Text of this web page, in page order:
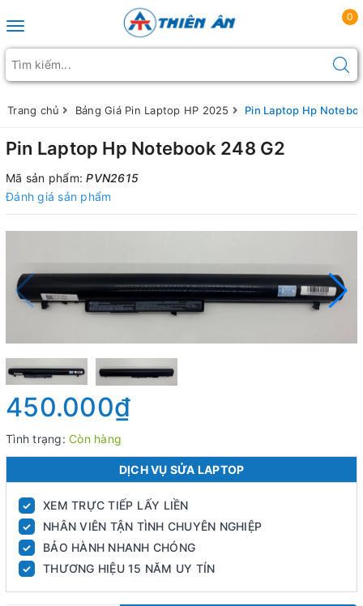
Toggle navigation
0
Trang chủ Bảng Giá Pin Laptop HP 2025 Pin Laptop Hp
Pin Laptop Hp Notebook 248 G2
Mã sản phẩm:PVN2615
Đánh giá sản phẩm
450.000₫
Tình trạng: Còn hàng
DỊCH VỤ SỬA LAPTOP
✓ XEM TRỰC TIẾP LẤY LIỀN
✓ NHÂN VIÊN TẬN TÌNH CHUYÊN NGHIỆP
✓ BẢO HÀNH NHANH CHÓNG
✓ THƯƠNG HIỆU 15 NĂM UY TÍN